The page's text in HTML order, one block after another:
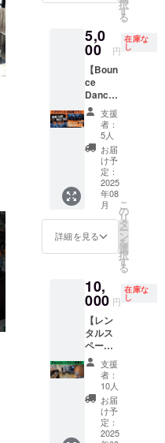
別に日
程調整
「この
時間が
あって
救われ
まし
た」
「“私も
大事に
してい
いん
だ”って
思え
た」 そ
を毎回
いただ
ます。
頑張っ
てきた
あなた
のため
に、心
を込め
てお迎
えしま
す。 ----
-----------
-----------
-----------
は支援
者でご
負担く
ださ
い。
100000
円のリ
ターン
と同じ
内容に
なりま
す
てられ
る社
会”の実
現のた
め そん
な未来
を一緒
につく
るパー
トナー
とし
て、ぜ
ひ力を
お貸し
くださ
い。 ※
このリ
円・
50000
円のリ
ターン
と同じ
内容に
なりま
に寄り
添う」
企業と
しての
一歩
を、私
たちと
共に踏
み出し
ません
か？ 健
康は自
己責任
ではあ
りませ
ん。組
織とし
——。
未来の
働き方
を支え
る企業
様から
のご協
力を、
心より
お待ち
してい
ます。 -
-----------
休復帰
支援・
ストレ
スケア
等） ・
全社・
部門単
位・女
性向
け・男
性向け
など柔
軟に対
員の人
生全体
に寄り
一歩
を、私
たちと
共に踏
み出し
ません
か？ 健
康は自
己責任
ではあ
りませ
ん。組
織とし
合わせ
て、
様々な
プログ
ラムを
ご用意
してい
ます。
・年数
回の出
張講座
（遠方
の場合
はオン
ライン
対応）
・テー
スタマ
イズ可
能
（例：
更年
期・育
休復帰
支援・
ストレ
スケア
等） ・
全社・
部門単
ごほう
大切な
誰かへ
の贈り
物に
も。
「がん
ばる毎
日に、
ほっと
ひと息
つける
時間
を」
—— こ
のプラ
ンで
は、
人気の
レッス
ンを受
けられ
るチ
ケット
をお届
けしま
す。
レッス
ンは現
地（ス
タジ
択
す
る
5,0
00 円
在庫な
し
【Boun
ce
Dance
project
公演ペ
アチ
ケット
付プラ
ン】 11
月23
日、名
古屋に
て世界
初のバ
ランス
ボール
単独公
演のペ
アチ
ケット
付のプ
ランで
す。 ダ
ンス
は、心
を動か
し、人
と人を
つな
支援
者：
5人
お届
け予
定：
2025
年08
月
詳細を見る
こ
の
リ
タ
ー
ン
を
選
択
す
る
10,
000 円
在庫な
し
【レン
タルス
ペース
Base：
3時間利
用チ
ケット
付プラ
ン】 地
域の中
支援
者：
10人
お届
け予
定：
2025